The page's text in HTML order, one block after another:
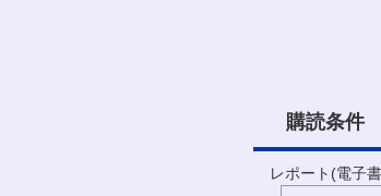
購読条件
レポート(電子